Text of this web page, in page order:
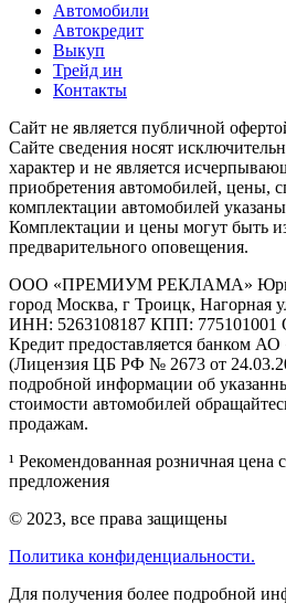
Автомобили
Автокредит
Выкуп
Трейд ин
Контакты
Cайт не является публичной
Сайте сведения носят
характер и не является
приобретения автомобилей, цены,
комплектации автомобилей
Комплектации и цены могут быть
предварительного оповещения.
ООО «ПРЕМИУМ РЕКЛАМА»
город Москва, г Троицк, Нагорная
ИНН: 5263108187 КПП: 775101001
Кредит предоставляется банком
(Лицензия ЦБ РФ № 2673 от
подробной информации об
стоимости автомобилей
продажам.
¹ Рекомендованная розничная цена
предложения
© 2023, все права защищены
Политика конфиденциальности.
Для получения более подробной